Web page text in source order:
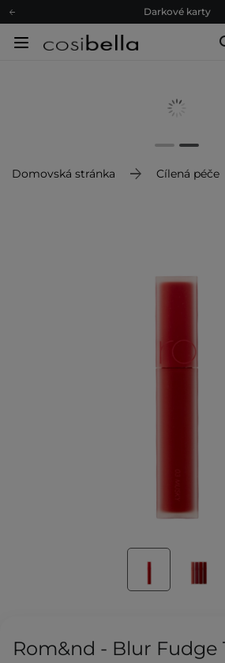
Darkové karty
Darkové karty
Domovská stránka Cílená péče
Rom&nd - Blur Fudge